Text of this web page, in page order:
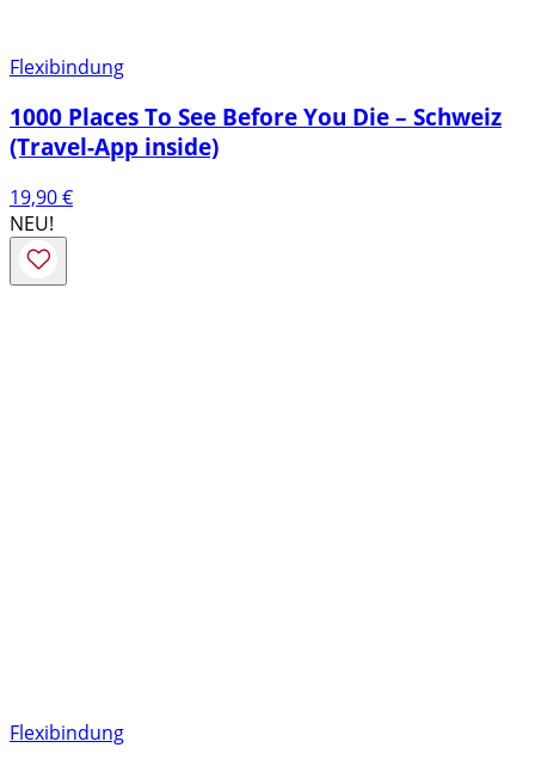
Flexibindung
1000 Places To See Before You Die – Schweiz
(Travel-App inside)
19,90€
NEU!
Flexibindung